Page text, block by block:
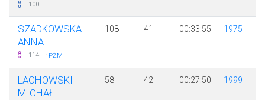
100
SZADKOWSKA
ANNA
114 · PŻM
108 41 00:33:55 1975
LACHOWSKI
MICHAŁ
58 42 00:27:50 1999